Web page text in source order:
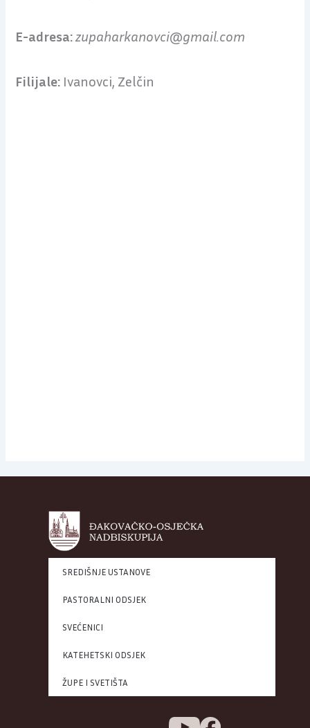
E-adresa:zupaharkanovci@gmail.com
Filijale: Ivanovci, Zelčin
SREDIŠNJE USTANOVE
PASTORALNI ODSJEK
SVEĆENICI
KATEHETSKI ODSJEK
ŽUPE I SVETIŠTA